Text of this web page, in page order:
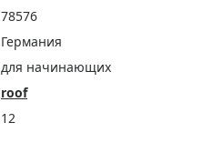
78576
Германия
для начинающих
roof
12